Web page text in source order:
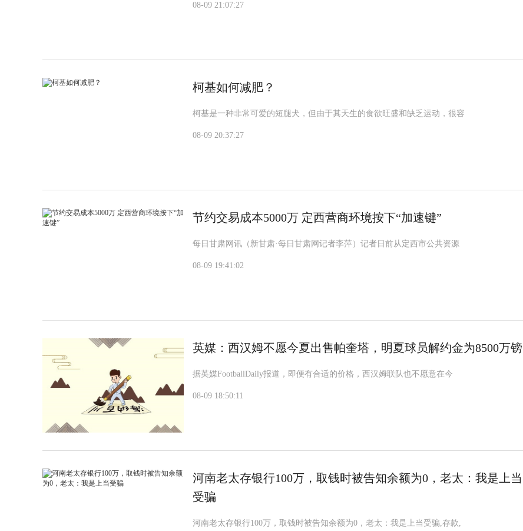
08-09 21:07:27
柯基如何减肥？
柯基是一种非常可爱的短腿犬，但由于其天生的食欲旺盛和缺乏运动，很容
08-09 20:37:27
节约交易成本5000万 定西营商环境按下“加速键”
每日甘肃网讯（新甘肃·每日甘肃网记者李萍）记者日前从定西市公共资源
08-09 19:41:02
英媒：西汉姆不愿今夏出售帕奎塔，明夏球员解约金为8500万镑
据英媒FootballDaily报道，即便有合适的价格，西汉姆联队也不愿意在今
08-09 18:50:11
河南老太存银行100万，取钱时被告知余额为0，老太：我是上当
受骗
河南老太存银行100万，取钱时被告知余额为0，老太：我是上当受骗,存款,